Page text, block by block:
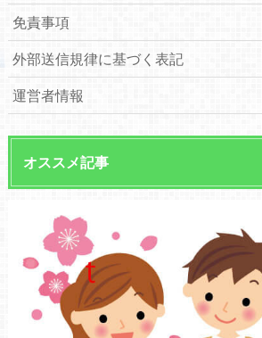
免責事項
外部送信規律に基づく表記
運営者情報
オススメ記事